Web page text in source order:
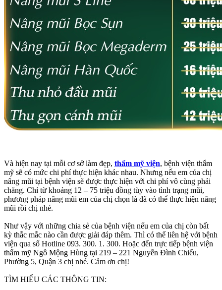
Và hiện nay tại mỗi cơ sở làm đẹp, thẩm mỹ viện, bệnh viện thẩm
mỹ sẽ có mức chi phí thực hiện khác nhau. Nhưng nếu em của chị
nâng mũi tại bệnh viện sẽ được thực hiện với chi phí vô cùng phải
chăng. Chỉ từ khoảng 12 – 75 triệu đồng tùy vào tình trạng mũi,
phương pháp nâng mũi em của chị chọn là đã có thể thực hiện nâng
mũi rồi chị nhé.
Như vậy với những chia sẻ của bệnh viện nếu em của chị còn bất
kỳ thắc mắc nào cần được giải đáp thêm. Thì có thể liên hệ với bệnh
viện qua số Hotline 093. 300. 1. 300. Hoặc đến trực tiếp bệnh viện
thẩm mỹ Ngô Mộng Hùng tại 219 – 221 Nguyễn Đình Chiểu,
Phường 5, Quận 3 chị nhé. Cảm ơn chị!
TÌM HIỂU CÁC THÔNG TIN: